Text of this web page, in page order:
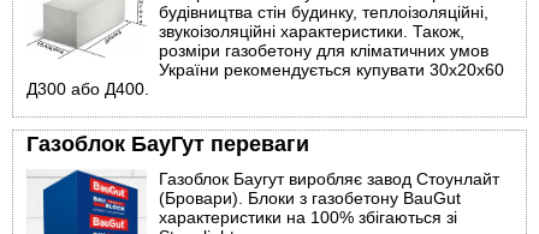
будівництва стін будинку, теплоізоляційні,
звукоізоляційні характеристики. Також,
розміри газобетону для кліматичних умов
України рекомендується купувати 30х20х60
Д300 або Д400.
Газоблок БауГут переваги
Газоблок Баугут виробляє завод Стоунлайт
(Бровари). Блоки з газобетону BauGut
характеристики на 100% збігаються зі